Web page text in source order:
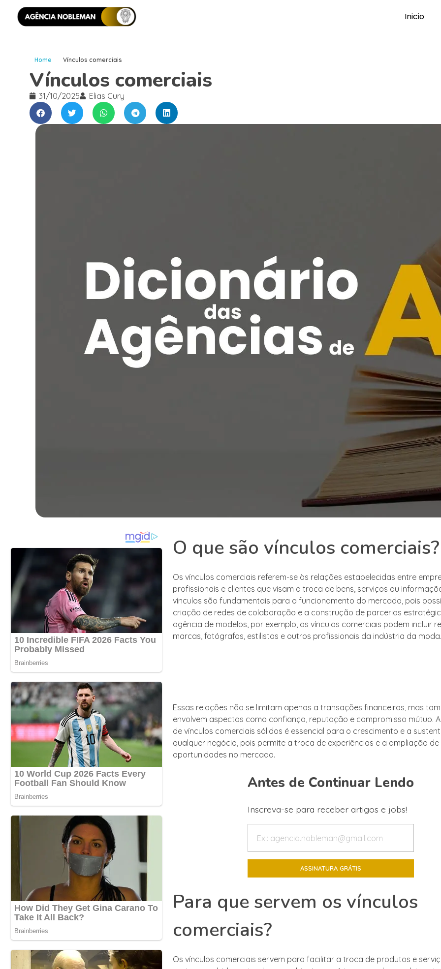
Inicio
Home Vínculos comerciais
Vínculos comerciais
31/10/2025 Elias Cury
O que são vínculos comerciais?
Os vínculos comerciais referem-se às relações estabelecidas entre
profissionais e clientes que visam a troca de bens, serviços ou
vínculos são fundamentais para o funcionamento do mercado, pois
criação de redes de colaboração e a construção de parcerias
agência de modelos, por exemplo, os vínculos comerciais podem incluir
marcas, fotógrafos, estilistas e outros profissionais da indústria da moda.
Essas relações não se limitam apenas a transações financeiras, mas
envolvem aspectos como confiança, reputação e compromisso mútuo.
de vínculos comerciais sólidos é essencial para o crescimento e a
qualquer negócio, pois permite a troca de experiências e a ampliação de
oportunidades no mercado.
Antes de Continuar Lendo
Inscreva-se para receber artigos e jobs!
Para que servem os vínculos
comerciais?
Os vínculos comerciais servem para facilitar a troca de produtos e